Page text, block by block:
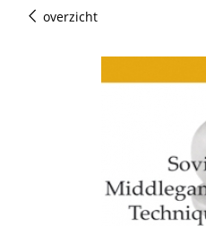
overzicht